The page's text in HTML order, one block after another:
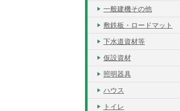
一般建機その他
敷鉄板・ロードマット
下水道資材等
仮設資材
照明器具
ハウス
トイレ